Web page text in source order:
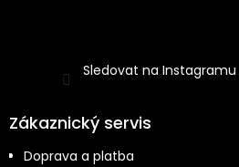
Sledovat na Instagramu
Zákaznický servis
Doprava a platba